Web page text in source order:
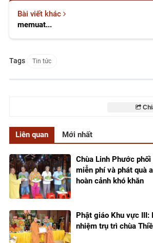
Bài viết khác
memuat...
Tags Tin tức
Liên quan Mới nhất
Chùa Linh Phước
miễn phí và phát quà
hoàn cảnh khó khăn
Phật giáo Khu vực III:
nhiệm trụ trì chùa